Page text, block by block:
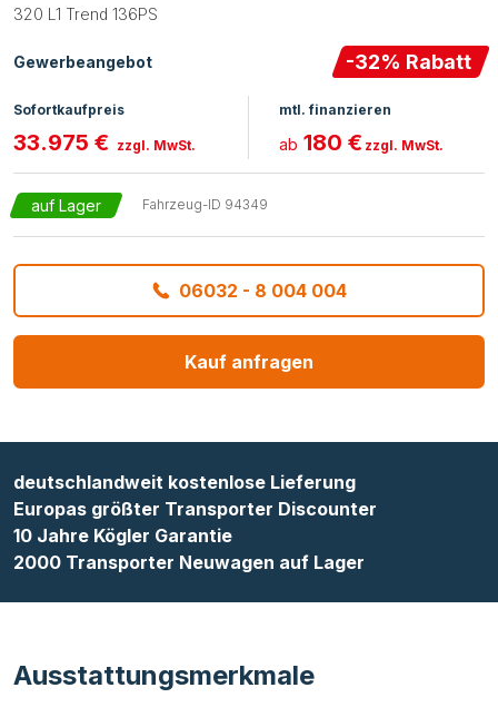
320 L1 Trend 136PS
Gewerbeangebot -32% Rabatt
Sofortkaufpreis
33.975 € zzgl. MwSt.
mtl. finanzieren
ab 180 € zzgl. MwSt.
auf Lager Fahrzeug-ID 94349
06032 - 8 004 004
Kauf anfragen
deutschlandweit kostenlose Lieferung
Europas größter Transporter Discounter
10 Jahre Kögler Garantie
2000 Transporter Neuwagen auf Lager
Ausstattungsmerkmale